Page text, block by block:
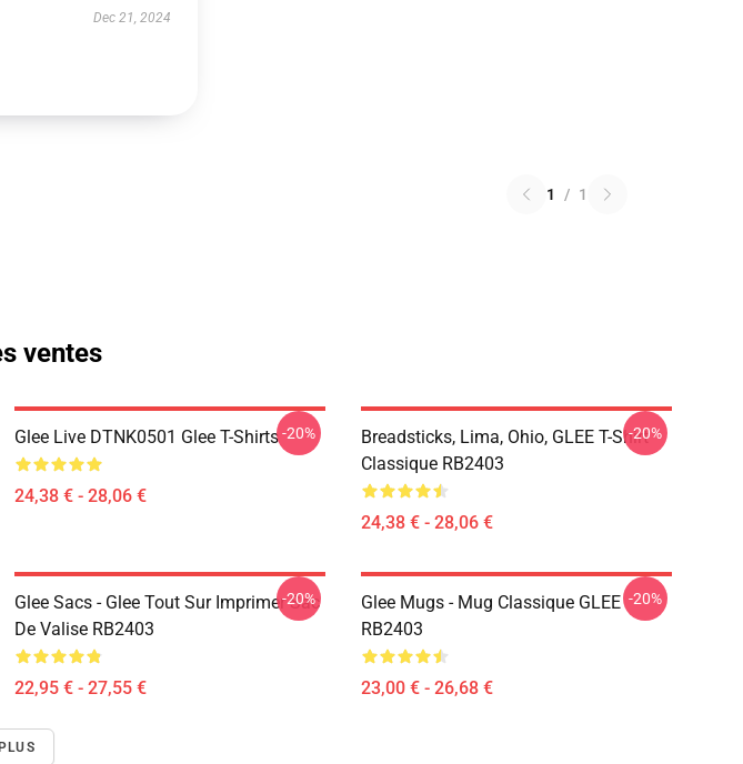
Dec 21, 2024
1 / 1
ventes
Glee Live DTNK0501 Glee T-Shirts
24,38 € - 28,06 €
-20%
Breadsticks, Lima, Ohio, GLEE T-Shirt
Classique RB2403
24,38 € - 28,06 €
-20%
Glee Sacs - Glee Tout Sur Imprimer Sac
De Valise RB2403
22,95 € - 27,55 €
-20%
Glee Mugs - Mug Classique GLEE
RB2403
23,00 € - 26,68 €
-20%